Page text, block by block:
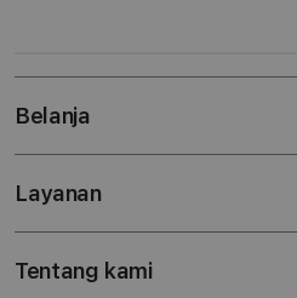
Belanja
Mac
Layanan
Digimap Open Studio
Tentang kami